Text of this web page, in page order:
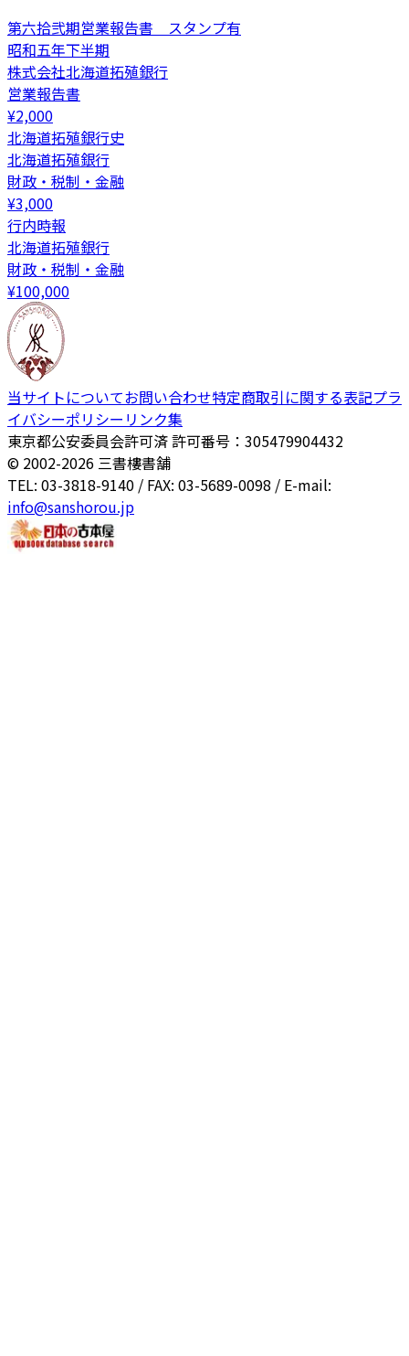
第六拾弐期営業報告書 スタンプ有
昭和五年下半期
株式会社北海道拓殖銀行
営業報告書
¥2,000
北海道拓殖銀行史
北海道拓殖銀行
財政・税制・金融
¥3,000
行内時報
北海道拓殖銀行
財政・税制・金融
¥100,000
当サイトについてお問い合わせ特定商取引に関する表記プラ
イバシーポリシー リンク集
東京都公安委員会許可済 許可番号：305479904432
© 2002-2026 三書樓書舗
TEL: 03-3818-9140 / FAX: 03-5689-0098 / E-mail:
info@sanshorou.jp